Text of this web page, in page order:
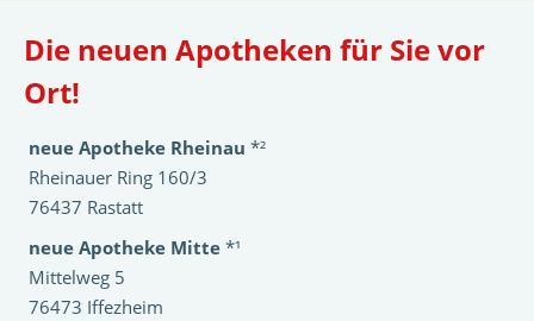
Die neuen Apotheken für Sie vor
Ort!
neue Apotheke Rheinau *²
Rheinauer Ring 160/3
76437 Rastatt
neue Apotheke Mitte *¹
Mittelweg 5
76473 Iffezheim